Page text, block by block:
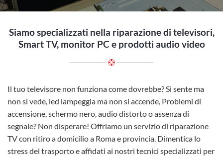
Siamo specializzati nella riparazione di televisori,
Smart TV, monitor PC e prodotti audio video
Il tuo televisore non funziona come dovrebbe? Si sente ma
non si vede, led lampeggia ma non si accende, Problemi di
accensione, schermo nero, audio distorto o assenza di
segnale? Non disperare! Offriamo un servizio di riparazione
TV con ritiro a domicilio a Roma e provincia. Dimentica lo
stress del trasporto e affidati ai nostri tecnici specializzati per